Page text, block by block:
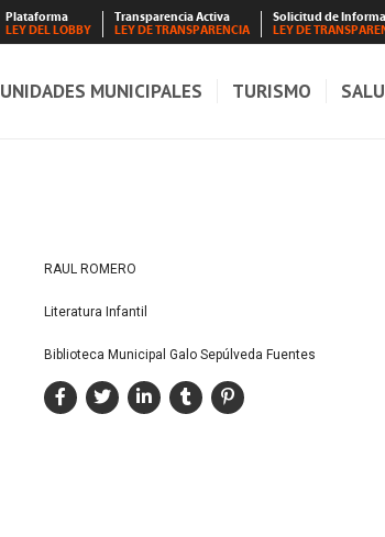
Plataforma
LEY DEL LOBBY
Transparencia Activa
LEY DE TRANSPARENCIA
Solicitud de
LEY DE
UNIDADES MUNICIPALES TURISMO
RAUL ROMERO
Literatura Infantil
Biblioteca Municipal Galo Sepúlveda Fuentes